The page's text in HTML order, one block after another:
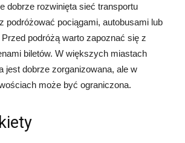
dobrze rozwinięta sieć transportu
podróżować pociągami, autobusami lub
podróżą warto zapoznać się z
biletów. W większych miastach
jest dobrze zorganizowana, ale w
może być ograniczona.